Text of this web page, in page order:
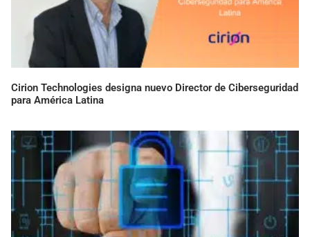
Cirion Technologies designa nuevo Director de Ciberseguridad
para América Latina